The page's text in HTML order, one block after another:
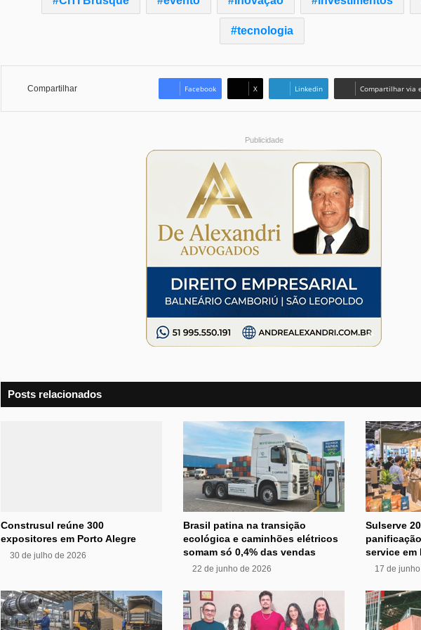
tecnologia
Compartilhar Facebook X Linkedin Compartilhar via
Publicidade
Posts relacionados
Construsul reúne 300
expositores em Porto Alegre
30 de julho de 2026
Brasil patina na transição
ecológica e caminhões elétricos
somam só 0,4% das vendas
22 de junho de 2026
Sulserve
service em
17 de